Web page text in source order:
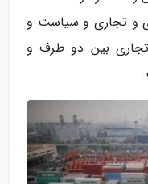
و تجاری و سیاست و
بین دو طرف و